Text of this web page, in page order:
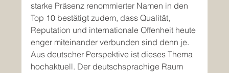
starke Präsenz renommierter Namen in den
Top 10 bestätigt zudem, dass Qualität,
Reputation und internationale Offenheit heute
enger miteinander verbunden sind denn je.
Aus deutscher Perspektive ist dieses Thema
hochaktuell. Der deutschsprachige Raum